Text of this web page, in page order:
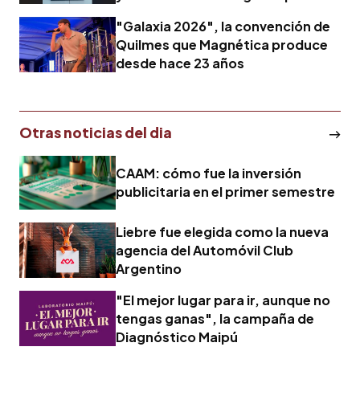
"Galaxia 2026", la convención de
Quilmes que Magnética produce
desde hace 23 años
Otras noticias del dia
CAAM: cómo fue la inversión
publicitaria en el primer semestre
Liebre fue elegida como la nueva
agencia del Automóvil Club
Argentino
"El mejor lugar para ir, aunque no
tengas ganas", la campaña de
Diagnóstico Maipú